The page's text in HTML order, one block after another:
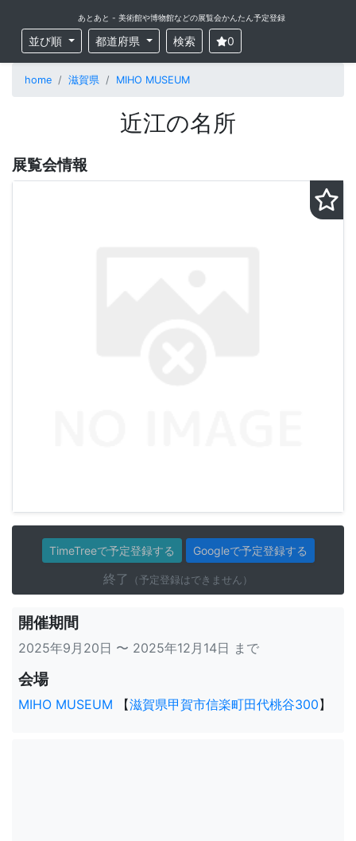
あとあと - 美術館や博物館などの展覧会かんたん予定登録
並び順 都道府県 検索 0
home 滋賀県 MIHO MUSEUM
近江の名所
展覧会情報
TimeTreeで予定登録する Googleで予定登録する
終了 （予定登録はできません）
開催期間
2025年9月20日 〜 2025年12月14日 まで
会場
MIHO MUSEUM 【滋賀県甲賀市信楽町田代桃谷300】